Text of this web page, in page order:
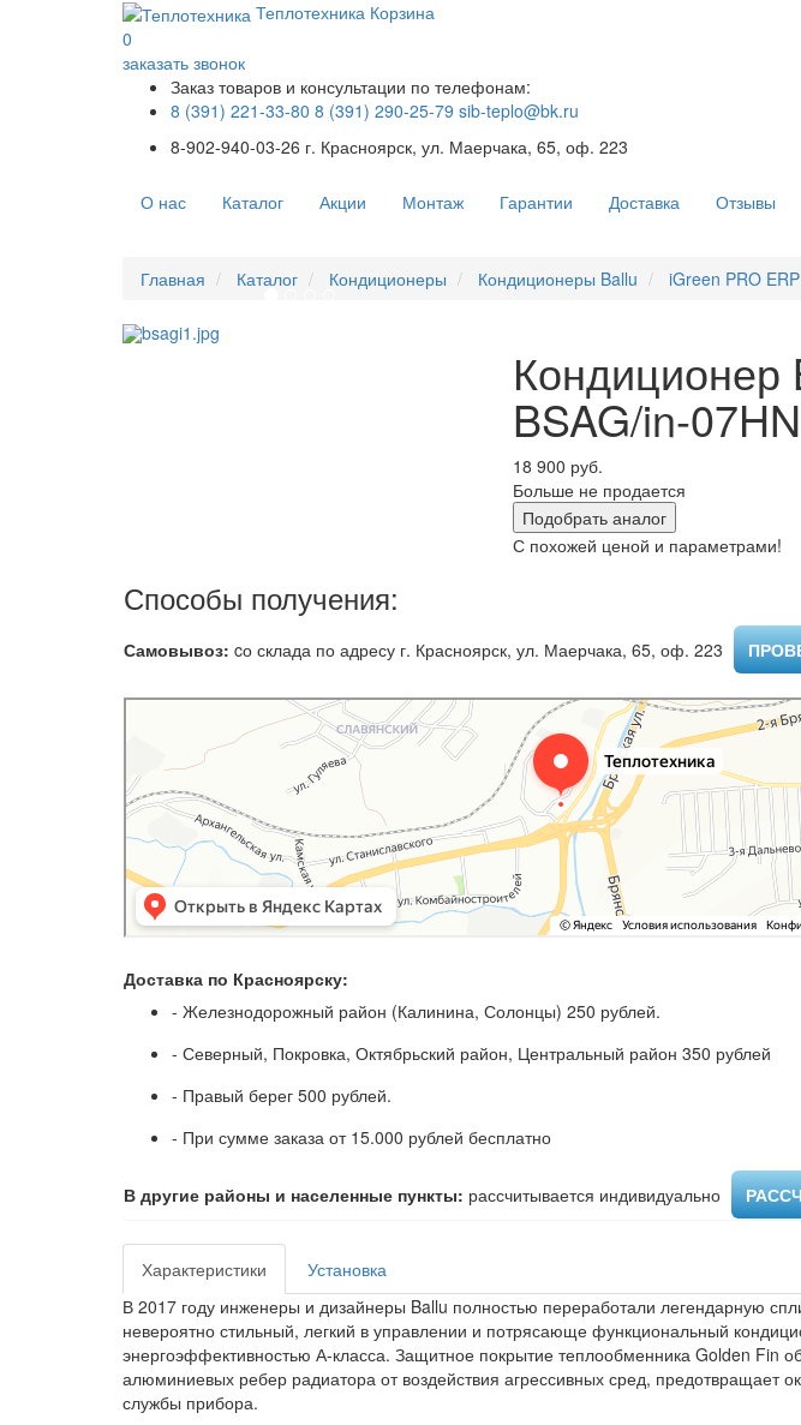
Теплотехника Корзина
0
заказать звонок
Заказ товаров и консультации по телефонам:
8 (391) 221-33-80 8 (391) 290-25-79 sib-teplo@bk.ru
8-902-940-03-26 г. Красноярск, ул. Маерчака, 65, оф. 223
О нас Каталог Акции Монтаж Гарантии Доставка Отзывы
Главная Каталог Кондиционеры Кондиционеры Ballu iGreen PRO
Кондиционер
BSAG/in-
18 900 руб.
Больше не продается
Подобрать аналог
С похожей ценой и параметрами!
Способы получения:
Самовывоз: cо склада по адресу г. Красноярск, ул. Маерчака, 65, оф. 223 ​
Доставка по Красноярску:
- Железнодорожный район (Калинина, Солонцы) 250 рублей.
- Северный, Покровка, Октябрьский район, Центральный район 350 рублей
- Правый берег 500 рублей.
- При сумме заказа от 15.000 рублей бесплатно
В другие районы и населенные пункты: рассчитывается индивидуально ​
Характеристики
Установка
В 2017 году инженеры и дизайнеры Ballu полностью переработали легендарную
невероятно стильный, легкий в управлении и потрясающе функциональный
энергоэффективностью А-класса. Защитное покрытие теплообменника Golden Fin
алюминиевых ребер радиатора от воздействия агрессивных сред, предотвращает
службы прибора.